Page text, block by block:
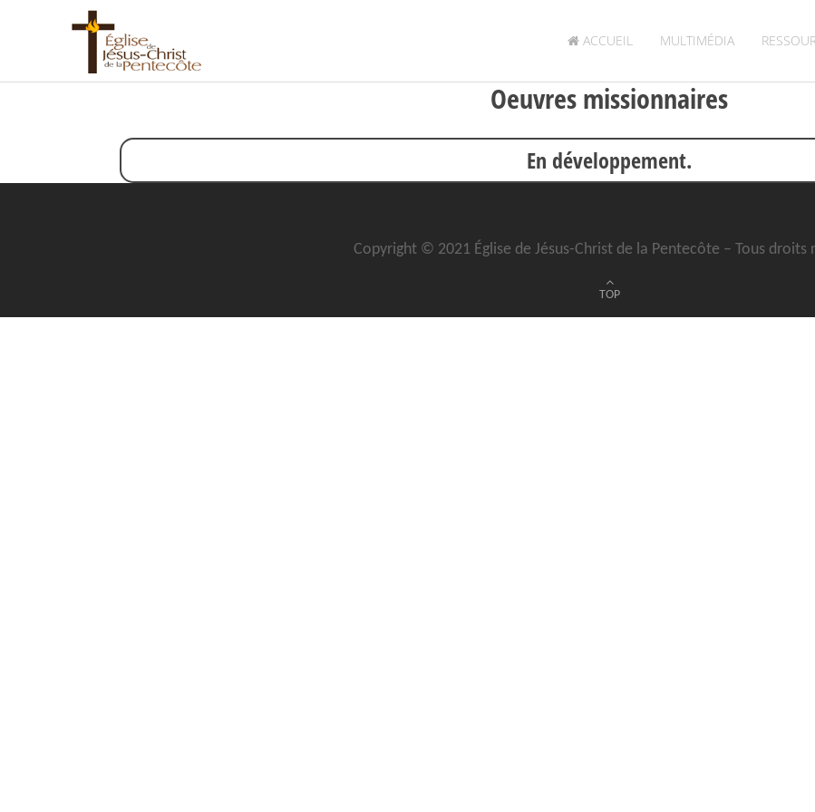
ACCUEIL MULTIMÉDIA
Oeuvres missionnaires
En développement.
TOP
Copyright © 2021 Église de Jésus-Christ de la Pentecôte – Tous droits